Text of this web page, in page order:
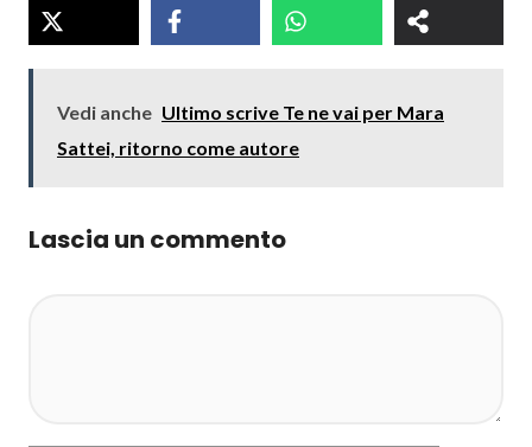
Vedi anche Ultimo scrive Te ne vai per Mara
Sattei, ritorno come autore
Lascia un commento